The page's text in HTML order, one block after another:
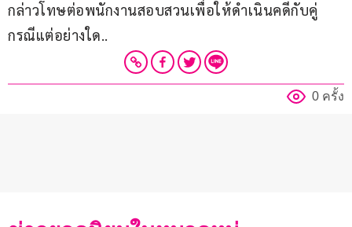
กล่าวโทษต่อพนักงานสอบสวนเพื่อให้ดำเนินคดีกับคู่
กรณีแต่อย่างใด..
0 ครั้ง